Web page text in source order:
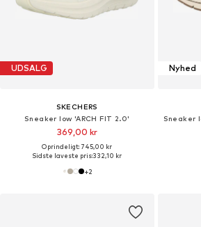
UDSALG
SKECHERS
Sneaker low 'ARCH FIT 2.0'
369,00 kr
Oprindeligt: 745,00 kr
Sidste laveste pris:332,10 kr
+2
Nyhed